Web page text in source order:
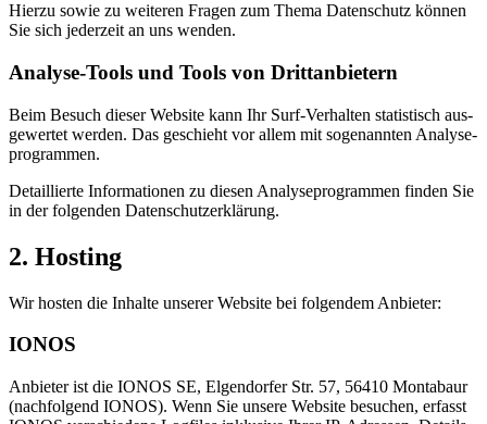
Hier­zu so­wie zu wei­te­ren Fra­gen zum The­ma Da­ten­schutz kön­nen
Sie sich je­der­zeit an uns wen­den.
Ana­ly­se-Tools und Tools von Dritt­anbietern
Beim Be­such die­ser Web­site kann Ihr Surf-Ver­hal­ten sta­tis­tisch aus­
ge­wer­tet wer­den. Das ge­schieht vor al­lem mit so­ge­nann­ten Ana­ly­se­
pro­gram­men.
De­tail­lier­te In­for­ma­tio­nen zu die­sen Ana­ly­se­pro­gram­men fin­den Sie
in der fol­gen­den Da­ten­schutz­er­klä­rung.
2. Hos­ting
Wir hos­ten die In­hal­te un­se­rer Web­site bei fol­gen­dem An­bie­ter:
IONOS
An­bie­ter ist die IONOS SE, El­gen­dor­fer Str. 57, 56410 Mon­ta­baur
(nach­fol­gend IONOS). Wenn Sie un­se­re Web­site be­su­chen, er­fasst